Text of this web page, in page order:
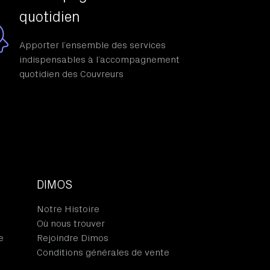
quotidien
Apporter l’ensemble des services
indispensables à l’accompagnement
quotidien des Couvreurs
DIMOS
Notre Histoire
Où nous trouver
Rejoindre Dimos
Conditions générales de vente